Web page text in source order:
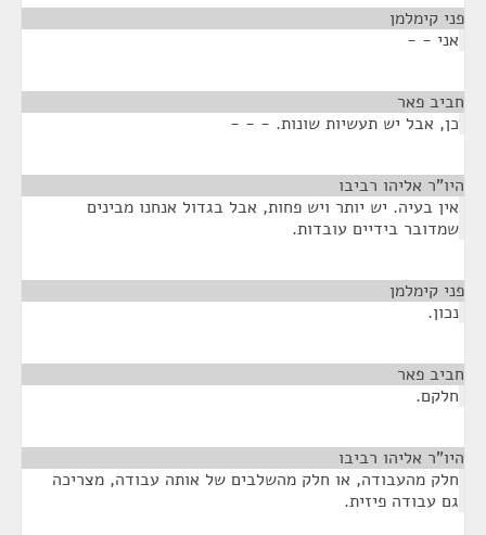
פני קימלמן
אני - -
חביב פאר
כן, אבל יש תעשיות שונות. - - -
היו"ר אליהו רביבו
אין בעיה. יש יותר ויש פחות, אבל בגדול אנחנו מבינים
שמדובר בידיים עובדות.
פני קימלמן
נכון.
חביב פאר
חלקם.
היו"ר אליהו רביבו
חלק מהעבודה, או חלק מהשלבים של אותה עבודה, מצריכה
גם עבודה פיזית.